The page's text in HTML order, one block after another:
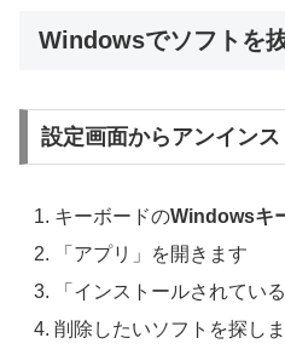
Windowsでソフトを
設定画面からアンイン
キーボードのWindowsキ
「アプリ」を開きます
「インストールされてい
削除したいソフトを探し